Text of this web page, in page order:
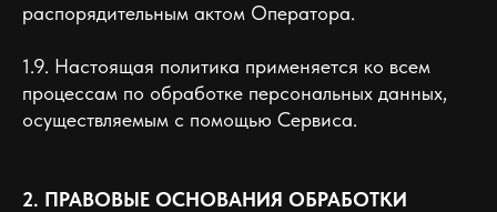
распорядительным актом Оператора.
1.9. Настоящая политика применяется ко всем
процессам по обработке персональных данных,
осуществляемым с помощью Сервиса.
2. ПРАВОВЫЕ ОСНОВАНИЯ ОБРАБОТКИ